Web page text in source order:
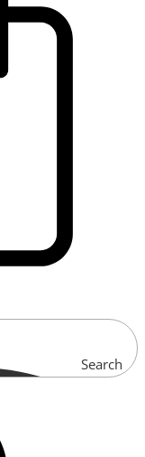
Search